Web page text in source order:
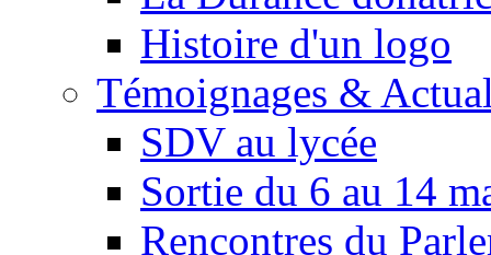
Histoire d'un logo
Témoignages &
SDV au lycée
Sortie du 6 au 14
Rencontres du